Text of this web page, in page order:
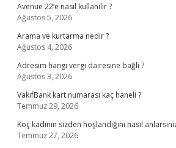
Avenue 22’e nasıl kullanılır ?
Ağustos 5, 2026
Arama ve kurtarma nedir ?
Ağustos 4, 2026
Adresim hangi vergi dairesine bağlı ?
Ağustos 3, 2026
VakıfBank kart numarası kaç haneli ?
Temmuz 29, 2026
Koç kadının sizden hoşlandığını nasıl
Temmuz 27, 2026